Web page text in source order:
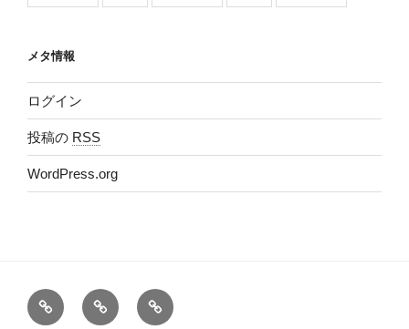
メタ情報
ログイン
投稿の RSS
WordPress.org
Ｂ
ｌ
医
院
Google
マ